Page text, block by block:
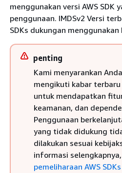
menggunakan versi AWS SDK
penggunaan. IMDSv2 Versi
SDKs dukungan menggunakan
penting
Kami menyarankan
mengikuti kabar
untuk mendapatkan
keamanan, dan
Penggunaan
yang tidak didukung
dilakukan sesuai
informasi
pemeliharaan AWS